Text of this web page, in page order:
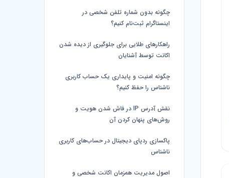
چگونه بدون شماره تلفن شخصی در
اینستاگرام ثبت‌نام کنیم؟
راهکارهای طلایی برای جلوگیری از دیده شدن
اکانت توسط آشنایان
چگونه امنیت و پایداری یک حساب کاربری
ناشناس را حفظ کنیم؟
نقش آدرس IP در فاش شدن هویت و
روش‌های پنهان کردن آن
پاکسازی ردپای دیجیتال در حساب‌های کاربری
ناشناس
اصول مدیریت همزمان اکانت شخصی و